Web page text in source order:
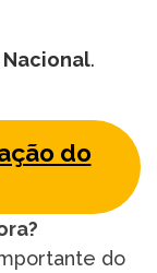
Nacional.
do
do